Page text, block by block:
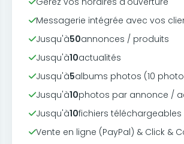
Messagerie intégrée avec vos
Jusqu'à50annonces / produits
Jusqu'à10actualités
Jusqu'à5albums photos (10
Jusqu'à10photos par annonce /
Jusqu'à10fichiers téléchargeables
Vente en ligne (PayPal) & Click &